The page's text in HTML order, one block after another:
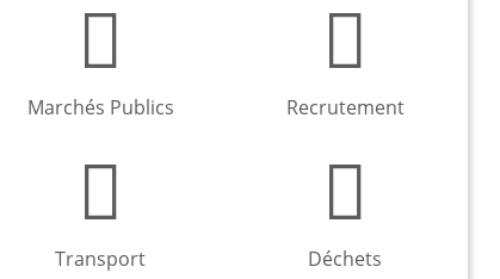
Marchés Publics Recrutement
Transport Déchets